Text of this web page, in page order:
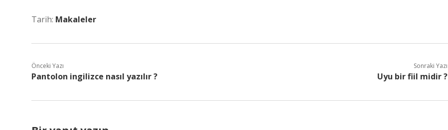
Tarih: Makaleler
Önceki Yazı
Pantolon ingilizce nasıl yazılır ?
Sonraki Yazı
Uyu bir fiil midir ?